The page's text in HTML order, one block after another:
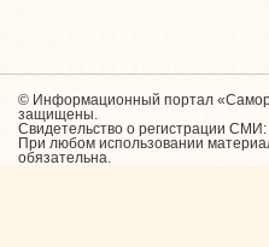
© Информационный портал
защищены.
Свидетельство о регистрации
При любом использовании
обязательна.